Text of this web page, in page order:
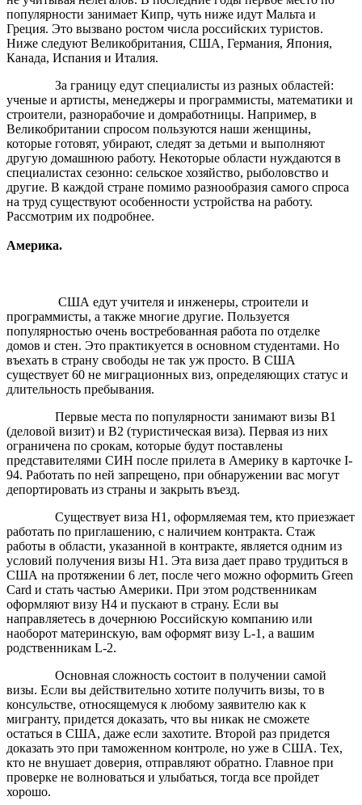
популярности занимает Кипр, чуть ниже идут Мальта и
Греция. Это вызвано ростом числа российских туристов.
Ниже следуют Великобритания, США, Германия, Япония,
Канада, Испания и Италия.
За границу едут специалисты из разных областей:
ученые и артисты, менеджеры и программисты, математики и
строители, разнорабочие и домработницы. Например, в
Великобритании спросом пользуются наши женщины,
которые готовят, убирают, следят за детьми и выполняют
другую домашнюю работу. Некоторые области нуждаются в
специалистах сезонно: сельское хозяйство, рыболовство и
другие. В каждой стране помимо разнообразия самого спроса
на труд существуют особенности устройства на работу.
Рассмотрим их подробнее.
Америка.
США едут учителя и инженеры, строители и
программисты, а также многие другие. Пользуется
популярностью очень востребованная работа по отделке
домов и стен. Это практикуется в основном студентами. Но
въехать в страну свободы не так уж просто. В США
существует 60 не миграционных виз, определяющих статус и
длительность пребывания.
Первые места по популярности занимают визы B1
(деловой визит) и B2 (туристическая виза). Первая из них
ограничена по срокам, которые будут поставлены
представителями СИН после прилета в Америку в карточке I-
94. Работать по ней запрещено, при обнаружении вас могут
депортировать из страны и закрыть въезд.
Существует виза H1, оформляемая тем, кто приезжает
работать по приглашению, с наличием контракта. Стаж
работы в области, указанной в контракте, является одним из
условий получения визы H1. Эта виза дает право трудиться в
США на протяжении 6 лет, после чего можно оформить Green
Card и стать частью Америки. При этом родственникам
оформляют визу H4 и пускают в страну. Если вы
направляетесь в дочернюю Российскую компанию или
наоборот материнскую, вам оформят визу L-1, а вашим
родственникам L-2.
Основная сложность состоит в получении самой
визы. Если вы действительно хотите получить визы, то в
консульстве, относящемуся к любому заявителю как к
мигранту, придется доказать, что вы никак не сможете
остаться в США, даже если захотите. Второй раз придется
доказать это при таможенном контроле, но уже в США. Тех,
кто не внушает доверия, отправляют обратно. Главное при
проверке не волноваться и улыбаться, тогда все пройдет
хорошо.